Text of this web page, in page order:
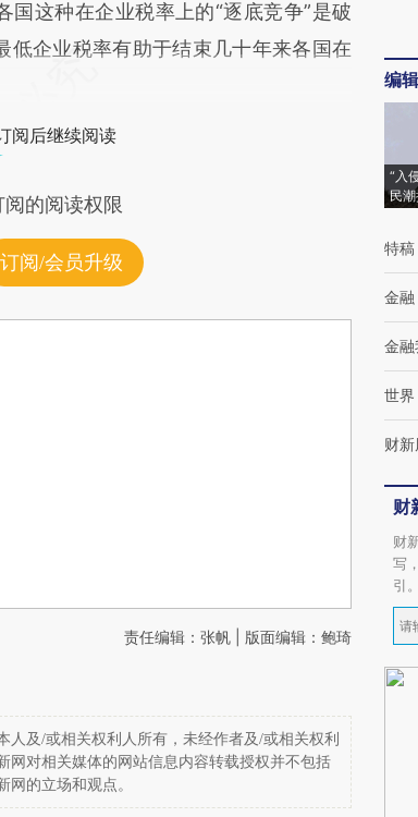
这种在企业税率上的“逐底竞争”是破
企业税率有助于结束几十年来各国在
阅后继续阅读
的阅读权限
订阅/会员升级
责任编辑：张帆 | 版面编辑：鲍琦
及/或相关权利人所有，未经作者及/或相关权利
网对相关媒体的网站信息内容转载授权并不包括
的立场和观点。
编
“入
民
特稿
金融
金融
世界
财
财
财
写
引。